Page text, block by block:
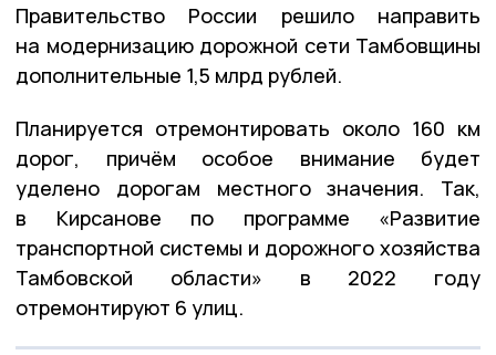
Правительство России решило направить
на модернизацию дорожной сети Тамбовщины
дополнительные 1,5 млрд рублей.
Планируется отремонтировать около 160 км
дорог, причём особое внимание будет
уделено дорогам местного значения. Так,
в Кирсанове по программе «Развитие
транспортной системы и дорожного хозяйства
Тамбовской области» в 2022 году
отремонтируют 6 улиц.